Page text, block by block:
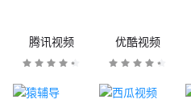
腾讯视频 优酷视频